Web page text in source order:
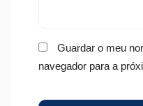
Guardar o meu
navegador para a